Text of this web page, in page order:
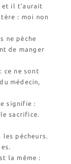
et il t’aurait
: moi non
ne pèche
de manger
ce ne sont
médecin,
signifie :
sacrifice.
les pécheurs.
la même :